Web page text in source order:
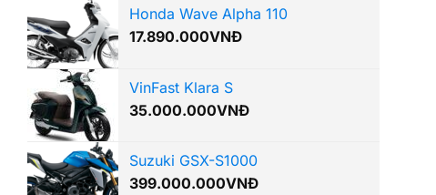
Honda Wave Alpha 110
17.890.000VNĐ
VinFast Klara S
35.000.000VNĐ
Suzuki GSX-S1000
399.000.000VNĐ